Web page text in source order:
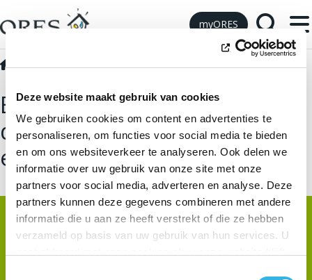
Deze website maakt gebruik van cookies
We gebruiken cookies om content en advertenties te
personaliseren, om functies voor social media te bieden
en om ons websiteverkeer te analyseren. Ook delen we
informatie over uw gebruik van onze site met onze
partners voor social media, adverteren en analyse. Deze
partners kunnen deze gegevens combineren met andere
informatie die u aan ze heeft verstrekt of die ze hebben
verzameld op basis van uw gebruik van hun services. U
Skip to Content
myORES
EG-03 Een beschutting voor
de meter(s) binnen de
eigendomsgrenzen voorzien